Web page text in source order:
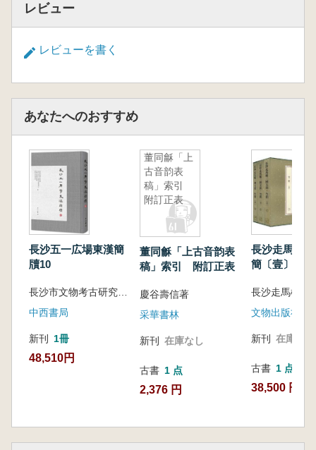
づきました。楚平王・楚昭王前期には一時的に
地位を築きます。
紹介する通俗的な春秋史読物です。斉楚覇権争
い、宋楚覇権争い、晋楚対立、呉楚戦争といっ
政治体制 の起源と特徴についても深く掘り下
げています。また、楚国が西周の「分権的大一
統」体制に対する反逆者であり、同時に秦朝の
「集権的大一統」体制の先駆者でもあったとい
う歴史的意義を明らかにしています。
レビュー
レビューを書く
あなたへのおすすめ
長沙五一広場東漢簡
牘10
中西書局
新刊 1冊
48,510円
董同龢「上
古音韵表
稿」索引
附訂正表
董同龢「上古音韵表
稿」索引 附訂正表
慶谷壽信著
采華書林
新刊 在庫なし
古書 1 点
2,376 円
長沙走馬楼
簡〔壹〕 上
文) 全3冊
文物出版社
新刊 在庫なし
古書 1 点
38,500 円